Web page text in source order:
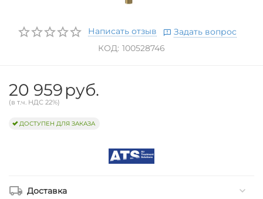
Написать отзыв
Задать вопрос
КОД: 100528746
20 959руб.
(в т.ч. НДС 22%)
ДОСТУПЕН ДЛЯ ЗАКАЗА
Доставка